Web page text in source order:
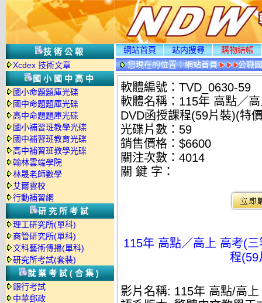
技術公報
Xcdex 技術文章
國小國中高中
國小命題題庫光碟
國中命題題庫光碟
高中命題題庫光碟
國小補習班教學光碟
國中補習班教育光碟
高中補習班教學光碟
翰林雲端學院
林晟老師數學
艾爾雲校
行動補習網
研究所考試
理工研究所(單科)
商管研究所(單科)
文科藝術傳播(單科)
研究所考試(套裝)
就業考試(合集)
銀行考試
中華郵政
網站首頁 站内搜尋
購物結帳
您現在的位置：網站首頁 公職
軟體編號：TVD_0630-59
軟體名稱：115年 高點／
DVD函授課程(59片裝)(特
光碟片數：59
銷售價格：$6600
關注次數： 4014
關 鍵 字：
115年 高點／高上 高考(
程(59
影片名稱: 115年 高點/高